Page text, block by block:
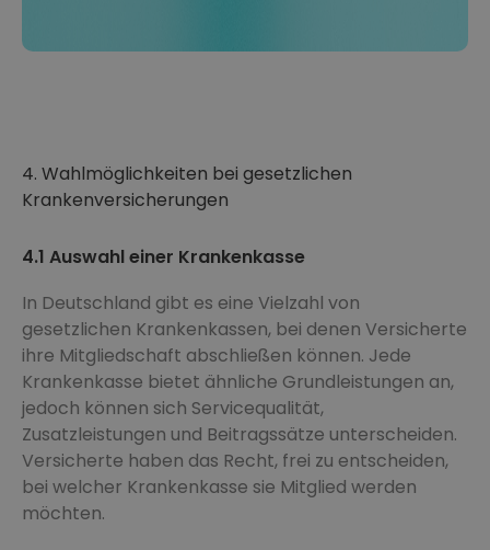
4. Wahlmöglichkeiten bei gesetzlichen
Krankenversicherungen
4.1 Auswahl einer Krankenkasse
In Deutschland gibt es eine Vielzahl von
gesetzlichen Krankenkassen, bei denen Versicherte
ihre Mitgliedschaft abschließen können. Jede
Krankenkasse bietet ähnliche Grundleistungen an,
jedoch können sich Servicequalität,
Zusatzleistungen und Beitragssätze unterscheiden.
Versicherte haben das Recht, frei zu entscheiden,
bei welcher Krankenkasse sie Mitglied werden
möchten.